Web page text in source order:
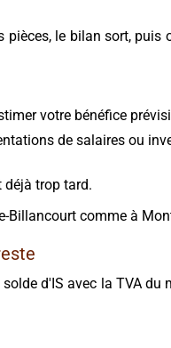
le bilan sort,
votre bénéfice
de salaires ou
déjà trop tard.
Billancourt comme à
d'IS avec la TVA